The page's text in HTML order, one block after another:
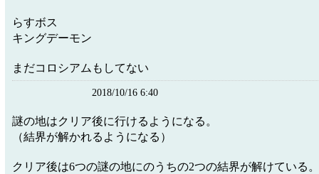
らすボス
キングデーモン
まだコロシアムもしてない
2018/10/16 6:40
謎の地はクリア後に行けるようになる。
（結界が解かれるようになる）
クリア後は6つの謎の地にのうちの2つの結界が解けている。